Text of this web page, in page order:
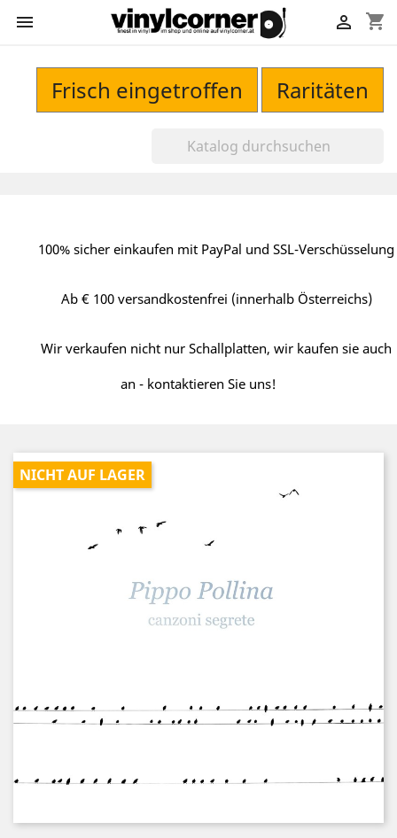
 shopping_cart

Frisch eingetroffen Raritäten
100% sicher einkaufen mit PayPal und SSL-Verschüsselung
Ab € 100 versandkostenfrei (innerhalb Österreichs)
Wir verkaufen nicht nur Schallplatten, wir kaufen sie auch
an - kontaktieren Sie uns!
NICHT AUF LAGER